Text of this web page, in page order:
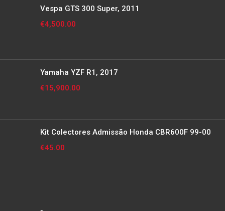
Vespa GTS 300 Super, 2011
€4,500.00
Yamaha YZF R1, 2017
€15,900.00
Kit Colectores Admissão Honda CBR600F 99-00
€45.00